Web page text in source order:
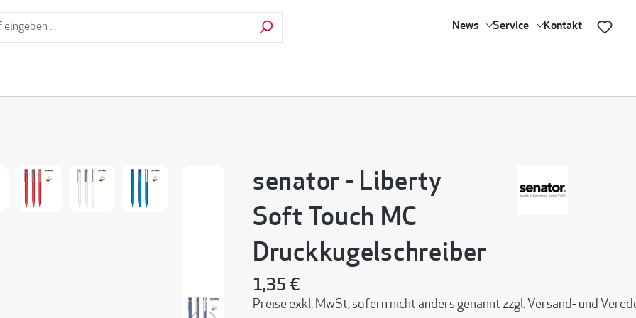
News
Service Kontakt
senator - Liberty
Soft Touch MC
Druckkugelschreiber
1,35 €
Preise exkl. MwSt, sofern nicht anders genannt zzgl. Versand- und